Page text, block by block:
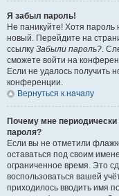
Я забыл пароль!
Не паникуйте! Хотя пароль
новый. Перейдите на
ссылку Забыли пароль?.
сможете войти на
Если не удалось получить
конференции.
Вернуться к началу
Почему мне
пароля?
Если вы не отметили
оставаться под своим
ограниченное время. Это
воспользоваться вашей
приходилось вводить имя